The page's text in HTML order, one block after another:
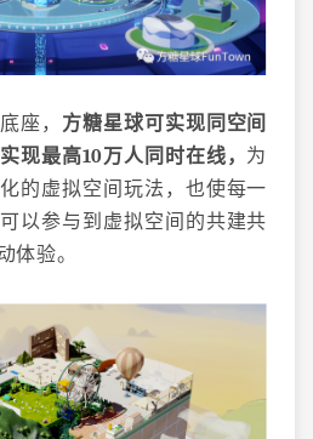
座， 方糖星球可实现同空间
现最高10万人同时在线， 为
的虚拟空间玩法，也使每一
以参与到虚拟空间的共建共
体验。